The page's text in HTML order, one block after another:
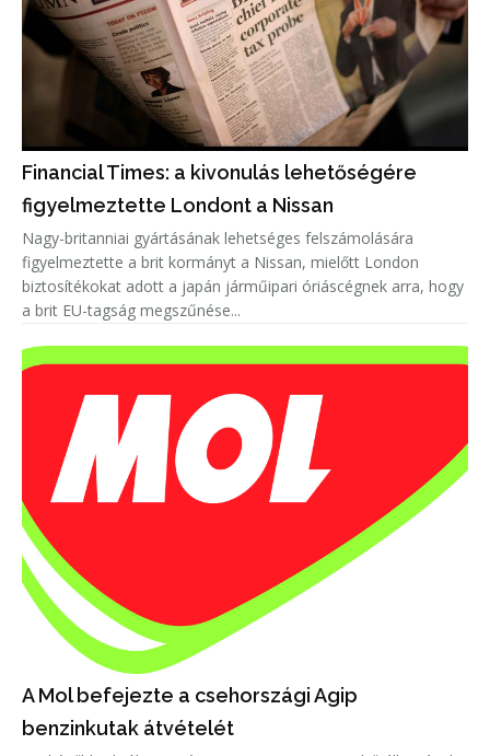
Financial Times: a kivonulás lehetőségére
figyelmeztette Londont a Nissan
Nagy-britanniai gyártásának lehetséges felszámolására
figyelmeztette a brit kormányt a Nissan, mielőtt London
biztosítékokat adott a japán járműipari óriáscégnek arra, hogy
a brit EU-tagság megszűnése...
A Mol befejezte a csehországi Agip
benzinkutak átvételét